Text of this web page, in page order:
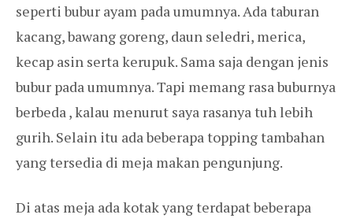
seperti bubur ayam pada umumnya. Ada taburan
kacang, bawang goreng, daun seledri, merica,
kecap asin serta kerupuk. Sama saja dengan jenis
bubur pada umumnya. Tapi memang rasa buburnya
berbeda , kalau menurut saya rasanya tuh lebih
gurih. Selain itu ada beberapa topping tambahan
yang tersedia di meja makan pengunjung.
Di atas meja ada kotak yang terdapat beberapa